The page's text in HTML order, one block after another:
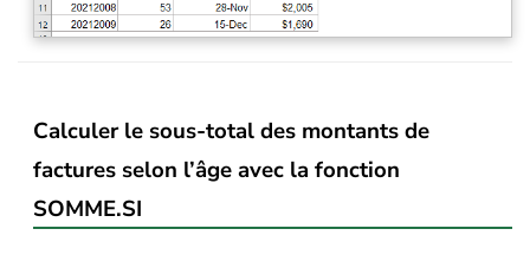
Calculer le sous-total des montants de
factures selon l’âge avec la fonction
SOMME.SI